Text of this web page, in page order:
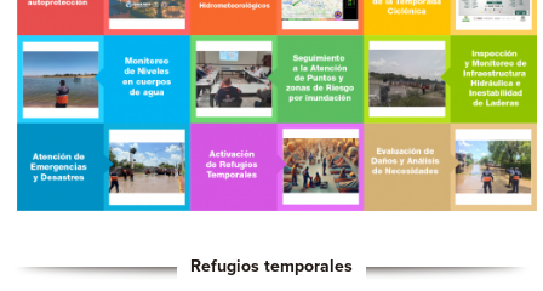
Refugios temporales